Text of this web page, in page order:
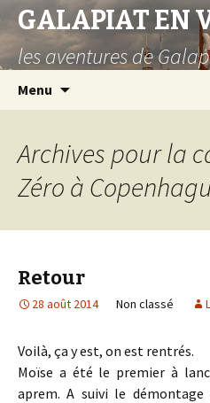
GALAPIAT EN
les aventures de
Menu
principal
Archives pour la
Zéro à
Retour
28 août 2014 Non classé
Voilà, ça y est, on est rentrés.
Moïse a été le premier à
aprem. A suivi le démontage